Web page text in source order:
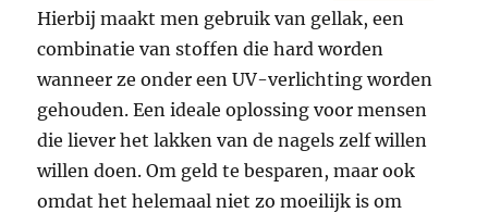
Hierbij maakt men gebruik van gellak, een
combinatie van stoffen die hard worden
wanneer ze onder een UV-verlichting worden
gehouden. Een ideale oplossing voor mensen
die liever het lakken van de nagels zelf willen
willen doen. Om geld te besparen, maar ook
omdat het helemaal niet zo moeilijk is om